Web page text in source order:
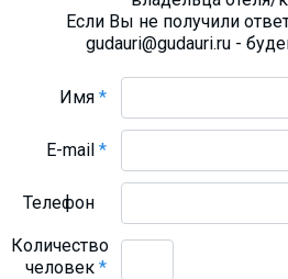
Если Вы не получили
gudauri@gudauri.ru -
Имя*
E-mail*
Телефон
Количество
человек*